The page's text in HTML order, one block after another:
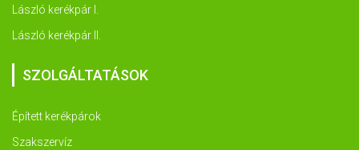
László kerékpár I.
László kerékpár II.
SZOLGÁLTATÁSOK
Épített kerékpárok
Szakszervíz